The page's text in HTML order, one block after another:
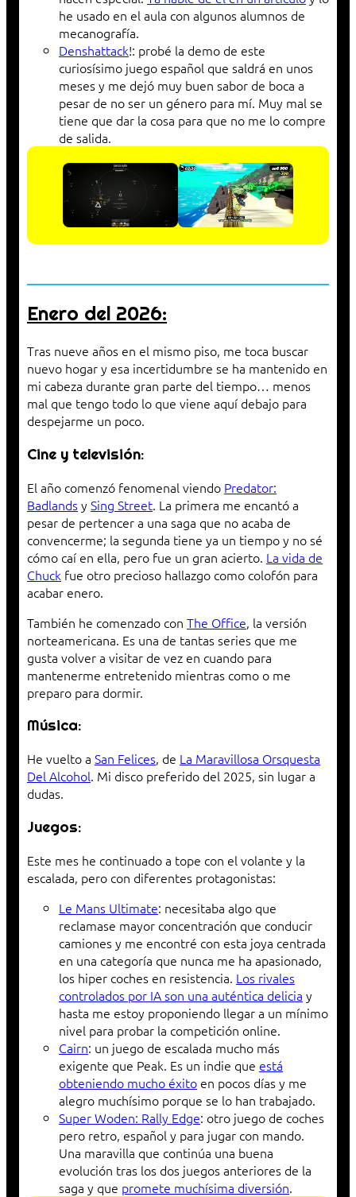
he usado en el aula con algunos alumnos de
mecanografía.
Denshattack!: probé la demo de este
curiosísimo juego español que saldrá en unos
meses y me dejó muy buen sabor de boca a
pesar de no ser un género para mí. Muy mal se
tiene que dar la cosa para que no me lo compre
de salida.
Enero del 2026:
Tras nueve años en el mismo piso, me toca buscar
nuevo hogar y esa incertidumbre se ha mantenido en
mi cabeza durante gran parte del tiempo… menos
mal que tengo todo lo que viene aquí debajo para
despejarme un poco.
Cine y televisión:
El año comenzó fenomenal viendo Predator:
Badlandsy Sing Street. La primera me encantó a
pesar de pertencer a una saga que no acaba de
convencerme; la segunda tiene ya un tiempo y no sé
cómo caí en ella, pero fue un gran acierto. La vida de
Chuck fue otro precioso hallazgo como colofón para
acabar enero.
También he comenzado con The Office, la versión
norteamericana. Es una de tantas series que me
gusta volver a visitar de vez en cuando para
mantenerme entretenido mientras como o me
preparo para dormir.
Música:
He vuelto a San Felices, de La Maravillosa Orsquesta
Del Alcohol. Mi disco preferido del 2025, sin lugar a
dudas.
Juegos:
Este mes he continuado a tope con el volante y la
escalada, pero con diferentes protagonistas:
Le Mans Ultimate: necesitaba algo que
reclamase mayor concentración que conducir
camiones y me encontré con esta joya centrada
en una categoría que nunca me ha apasionado,
los hiper coches en resistencia. Los rivales
controlados por IA son una auténtica delicia y
hasta me estoy proponiendo llegar a un mínimo
nivel para probar la competición online.
Cairn: un juego de escalada mucho más
exigente que Peak. Es un indie que está
obteniendo mucho éxito en pocos días y me
alegro muchísimo porque se lo han trabajado.
Super Woden: Rally Edge: otro juego de coches
pero retro, español y para jugar con mando.
Una maravilla que continúa una buena
evolución tras los dos juegos anteriores de la
saga y que promete muchísima diversión.